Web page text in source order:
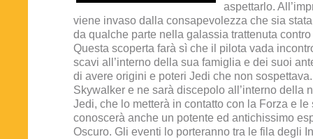
aspettarlo.
viene invaso dalla consapevolezza che sia
da qualche parte nella galassia trattenuta
Questa scoperta farà sì che il pilota vada
scavi all’interno della sua famiglia e dei suoi
di avere origini e poteri Jedi che non
Skywalker e ne sarà discepolo all’interno della
Jedi, che lo metterà in contatto con la Forza e
conoscerà anche un potente ed antichissimo
Oscuro. Gli eventi lo porteranno tra le fila degli